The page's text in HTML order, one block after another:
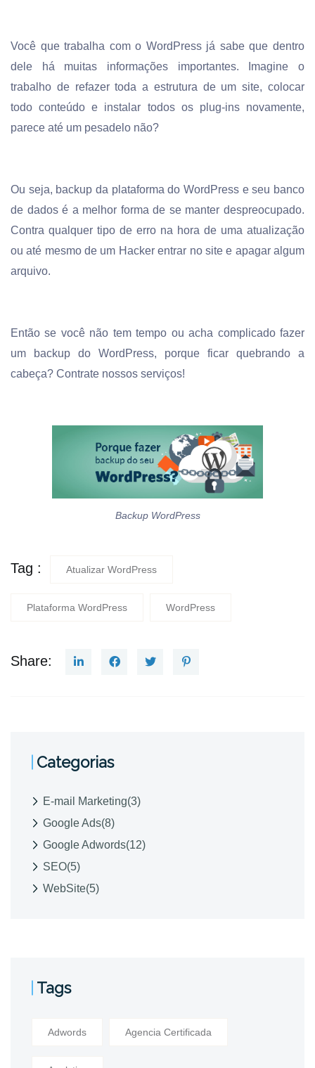
Você que trabalha com o WordPress já sabe que dentro
dele há muitas informações importantes. Imagine o
trabalho de refazer toda a estrutura de um site, colocar
todo conteúdo e instalar todos os plug-ins novamente,
parece até um pesadelo não?
Ou seja, backup da plataforma do WordPress e seu banco
de dados é a melhor forma de se manter despreocupado.
Contra qualquer tipo de erro na hora de uma atualização
ou até mesmo de um Hacker entrar no site e apagar algum
arquivo.
Então se você não tem tempo ou acha complicado fazer
um backup do WordPress, porque ficar quebrando a
cabeça? Contrate nossos serviços!
Backup WordPress
Tag : Atualizar WordPress
Plataforma WordPress WordPress
Share:
Categorias
E-mail Marketing(3)
Google Ads(8)
Google Adwords(12)
SEO(5)
WebSite(5)
Tags
Adwords Agencia Certificada